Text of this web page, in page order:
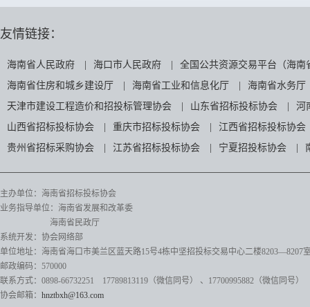
友情链接：
海南省人民政府 海口市人民政府
全国公共资源交易平台（海南
海南省住房和城乡建设厅
海南省工业和信息化厅
海南省水务厅
天津市建设工程造价和招投标管理协会
山东省招标投标协会
河
山西省招标投标协会
重庆市招标投标协会
江西省招标投标协会
贵州省招标采购协会
江苏省招标投标协会 宁夏招投标协会
主办单位：海南省招标投标协会
业务指导单位：海南省发展和改革委
海南省民政厅
系统开发：协会网络部
单位地址：海南省海口市美兰区蓝天路15号4栋中坚招投标交易中心二楼8203—8207
邮政编码：570000
联系方式：0898-66732251 17789813119（微信同号）
、17700995882 （微信同号）
协会邮箱： hnztbxh@163.com